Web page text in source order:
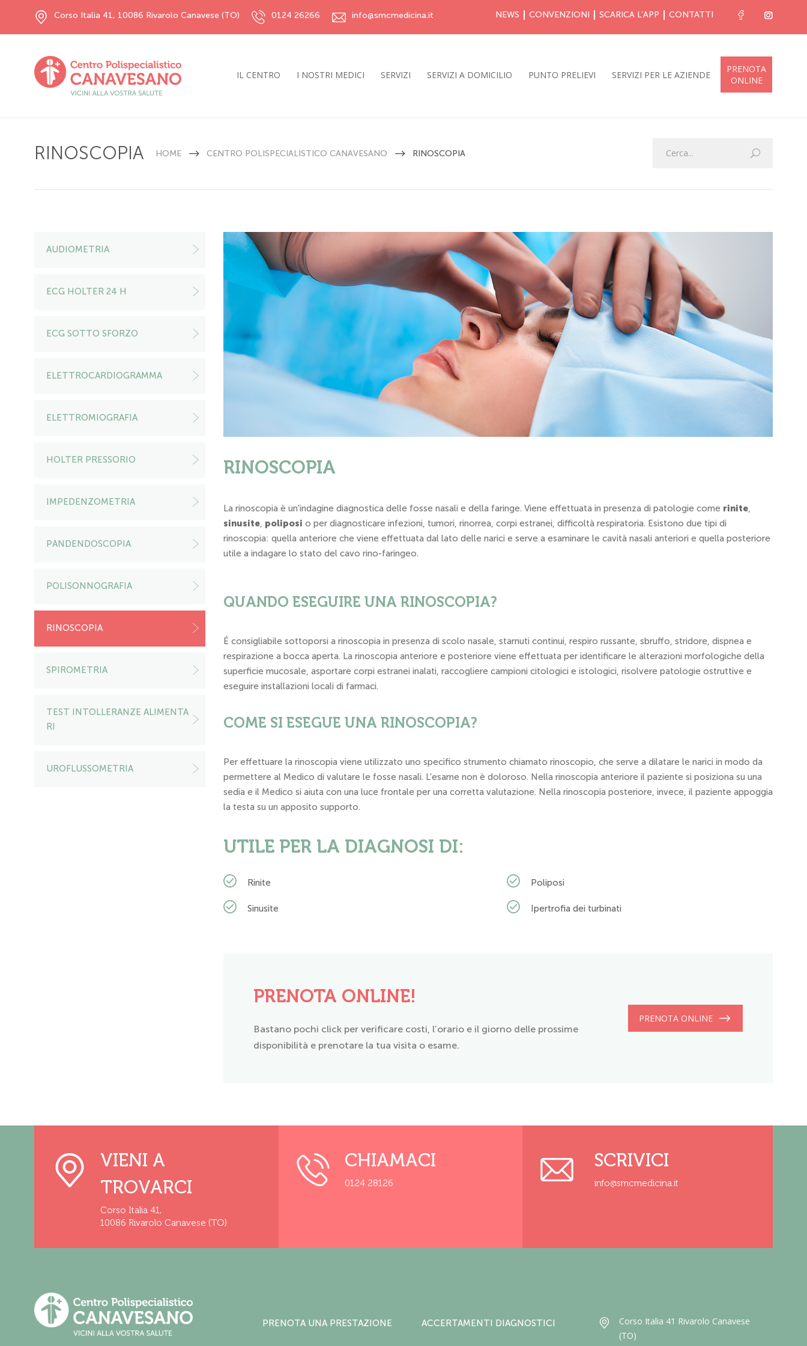
Corso Italia 41, 10086 Rivarolo Canavese (TO) 0124 26266 info@smcmedicina.it NEWS CONVENZIONI SCARICA L’APP CONTATTI
IL CENTRO I NOSTRI MEDICI SERVIZI SERVIZI A DOMICILIO PUNTO PRELIEVI SERVIZI PER LE AZIENDE
PRENOTA
ONLINE
RINOSCOPIA HOME CENTRO POLISPECIALISTICO CANAVESANO RINOSCOPIA
AUDIOMETRIA
ECG HOLTER 24 H
ECG SOTTO SFORZO
ELETTROCARDIOGRAMMA
ELETTROMIOGRAFIA
HOLTER PRESSORIO
IMPEDENZOMETRIA
PANDENDOSCOPIA
POLISONNOGRAFIA
RINOSCOPIA
SPIROMETRIA
TEST INTOLLERANZE ALIMENTA
RI
UROFLUSSOMETRIA
RINOSCOPIA
La rinoscopia è un'indagine diagnostica delle fosse nasali e della faringe. Viene effettuata in presenza di patologie come rinite,
sinusite, poliposi o per diagnosticare infezioni, tumori, rinorrea, corpi estranei, difficoltà respiratoria. Esistono due tipi di
rinoscopia: quella anteriore che viene effettuata dal lato delle narici e serve a esaminare le cavità nasali anteriori e quella posteriore
utile a indagare lo stato del cavo rino-faringeo.
QUANDO ESEGUIRE UNA RINOSCOPIA?
É consigliabile sottoporsi a rinoscopia in presenza di scolo nasale, starnuti continui, respiro russante, sbruffo, stridore, dispnea e
respirazione a bocca aperta. La rinoscopia anteriore e posteriore viene effettuata per identificare le alterazioni morfologiche della
superficie mucosale, asportare corpi estranei inalati, raccogliere campioni citologici e istologici, risolvere patologie ostruttive e
eseguire installazioni locali di farmaci.
COME SI ESEGUE UNA RINOSCOPIA?
Per effettuare la rinoscopia viene utilizzato uno specifico strumento chiamato rinoscopio, che serve a dilatare le narici in modo da
permettere al Medico di valutare le fosse nasali. L'esame non è doloroso. Nella rinoscopia anteriore il paziente si posiziona su una
sedia e il Medico si aiuta con una luce frontale per una corretta valutazione. Nella rinoscopia posteriore, invece, il paziente appoggia
la testa su un apposito supporto.
UTILE PER LA DIAGNOSI DI:
Rinite
Sinusite
Poliposi
Ipertrofia dei turbinati
PRENOTA ONLINE!
Bastano pochi click per verificare costi, l’orario e il giorno delle prossime
disponibilità e prenotare la tua visita o esame.
PRENOTA ONLINE
VIENI A
TROVARCI
Corso Italia 41,
10086 Rivarolo Canavese (TO)
CHIAMACI
0124 28126
SCRIVICI
info@smcmedicina.it
PRENOTA UNA PRESTAZIONE ACCERTAMENTI DIAGNOSTICI
Corso Italia 41 Rivarolo Canavese
(TO)